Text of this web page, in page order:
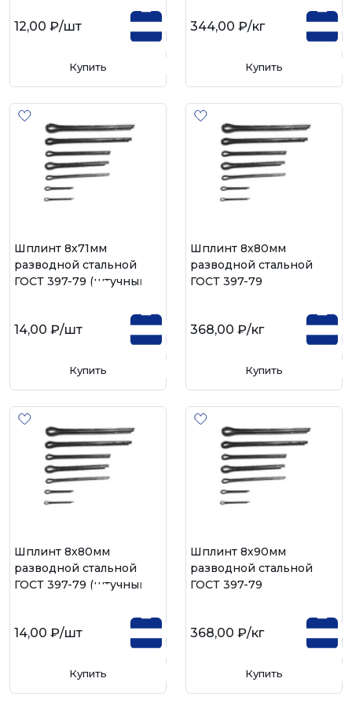
12,00 ₽/шт
Купить
344,00 ₽/кг
Купить
Шплинт 8х71мм
разводной стальной
ГОСТ 397-79 (штучный)
14,00 ₽/шт
Купить
Шплинт 8х80мм
разводной стальной
ГОСТ 397-79
368,00 ₽/кг
Купить
Шплинт 8х80мм
разводной стальной
ГОСТ 397-79 (штучный)
14,00 ₽/шт
Купить
Шплинт 8х90мм
разводной стальной
ГОСТ 397-79
368,00 ₽/кг
Купить